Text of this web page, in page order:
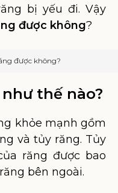
bị yếu đi. Vậy
được không?
được không?
thế nào?
khỏe mạnh gồm
và tủy răng. Tủy
răng được bao
bên ngoài.